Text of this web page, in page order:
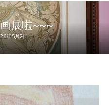
展啦~~~
年5月2日